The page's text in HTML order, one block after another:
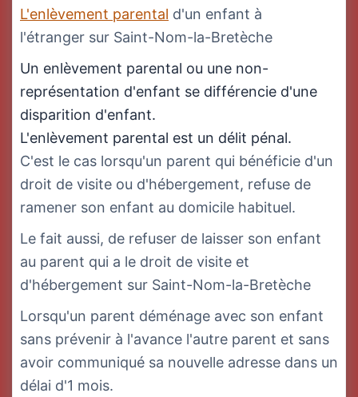
L'enlèvement parental d'un enfant à
l'étranger sur Saint-Nom-la-Bretèche
Un enlèvement parental ou une non-
représentation d'enfant se différencie d'une
disparition d'enfant.
L'enlèvement parental est un délit pénal.
C'est le cas lorsqu'un parent qui bénéficie d'un
droit de visite ou d'hébergement, refuse de
ramener son enfant au domicile habituel.
Le fait aussi, de refuser de laisser son enfant
au parent qui a le droit de visite et
d'hébergement sur Saint-Nom-la-Bretèche
Lorsqu'un parent déménage avec son enfant
sans prévenir à l'avance l'autre parent et sans
avoir communiqué sa nouvelle adresse dans un
délai d'1 mois.